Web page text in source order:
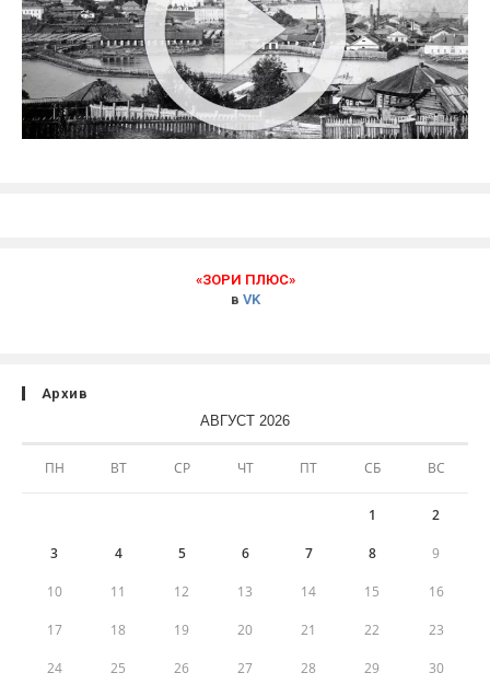
«ЗОРИ ПЛЮС»
в VK
Архив
АВГУСТ 2026
ПН ВТ СР ЧТ ПТ СБ ВС
1 2
3 4 5 6 7 8 9
10 11 12 13 14 15 16
17 18 19 20 21 22 23
24 25 26 27 28 29 30